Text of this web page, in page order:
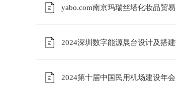
yabo.com南京玛瑞丝塔化妆品贸
2024深圳数字能源展台设计及搭
2024第十届中国民用机场建设年